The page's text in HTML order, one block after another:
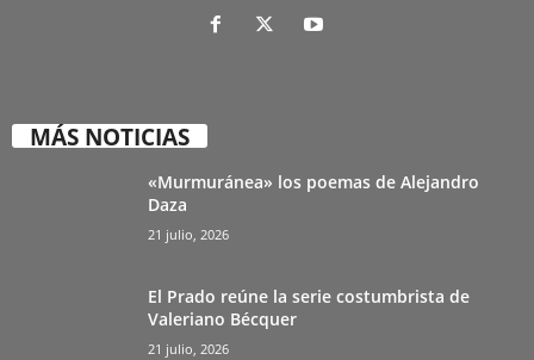
MÁS NOTICIAS
«Murmuránea» los poemas de Alejandro
Daza
21 julio, 2026
El Prado reúne la serie costumbrista de
Valeriano Bécquer
21 julio, 2026